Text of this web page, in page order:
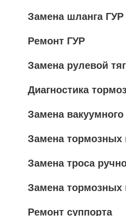
Замена шланга ГУР
Ремонт ГУР
Замена рулевой
Диагностика
Замена
Замена тормозных
Замена троса
Замена тормозных
Ремонт суппорта